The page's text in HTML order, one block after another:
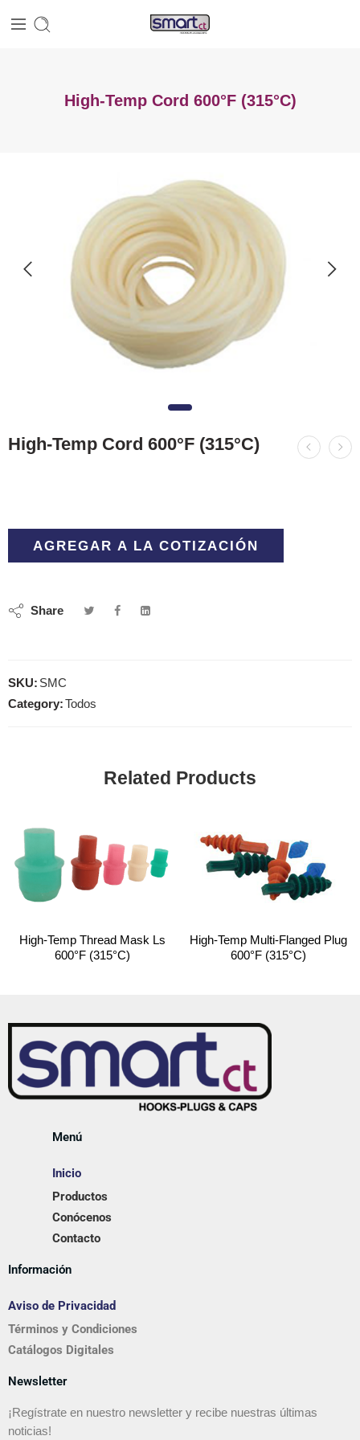
High-Temp Cord 600°F (315°C)
High-Temp Cord 600°F (315°C)
AGREGAR A LA COTIZACIÓN
Share
SKU: SMC
Category:Todos
Related Products
High-Temp Thread Mask Ls
600°F (315°C)
High-Temp Multi-Flanged Plug
600°F (315°C)
Menú
Inicio
Productos
Conócenos
Contacto
Información
Aviso de Privacidad
Términos y Condiciones
Catálogos Digitales
Newsletter
¡Regístrate en nuestro newsletter y recibe nuestras últimas
noticias!